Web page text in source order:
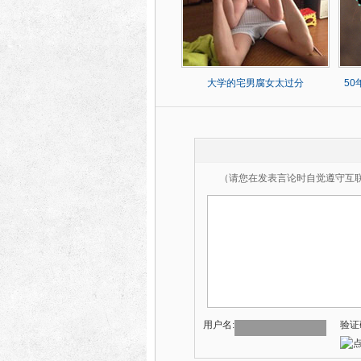
大学的宅男腐女太过分 50
（请您在发表言论时自觉遵守
用户名: 验